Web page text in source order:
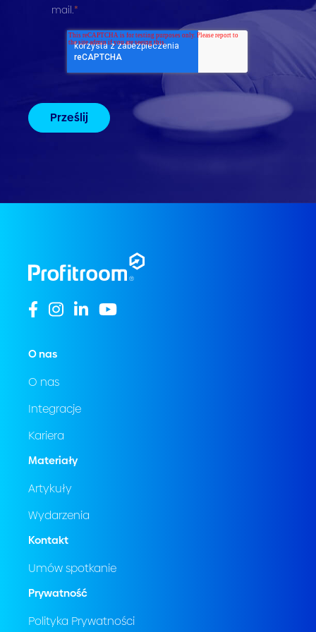
mail.*
O nas
O nas
Integracje
Kariera
Materiały
Artykuły
Wydarzenia
Kontakt
Umów spotkanie
Prywatność
Polityka Prywatności